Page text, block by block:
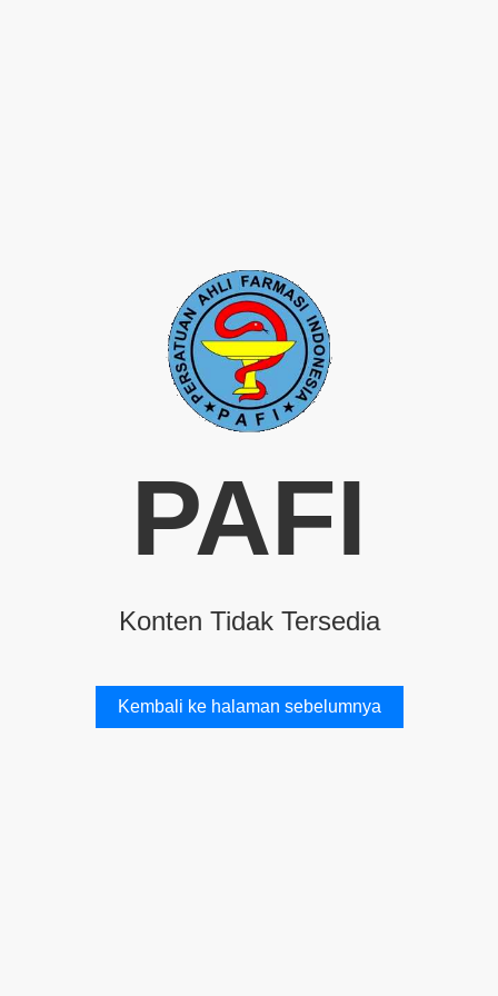
PAFI
Konten Tidak Tersedia
Kembali ke halaman sebelumnya